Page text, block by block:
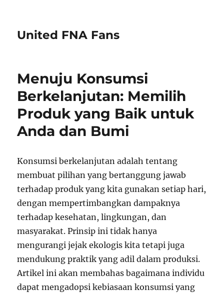
United FNA Fans
Menuju Konsumsi
Berkelanjutan: Memilih
Produk yang Baik untuk
Anda dan Bumi
Konsumsi berkelanjutan adalah tentang
membuat pilihan yang bertanggung jawab
terhadap produk yang kita gunakan setiap hari,
dengan mempertimbangkan dampaknya
terhadap kesehatan, lingkungan, dan
masyarakat. Prinsip ini tidak hanya
mengurangi jejak ekologis kita tetapi juga
mendukung praktik yang adil dalam produksi.
Artikel ini akan membahas bagaimana individu
dapat mengadopsi kebiasaan konsumsi yang